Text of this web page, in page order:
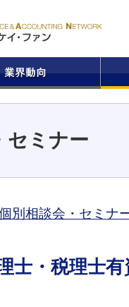
セミナー
別相談会・セミナ
士・税理士